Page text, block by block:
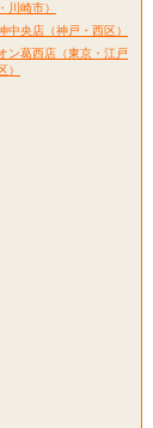
川崎市）
中央店（神戸・西区）
ン葛西店（東京・江戸
）